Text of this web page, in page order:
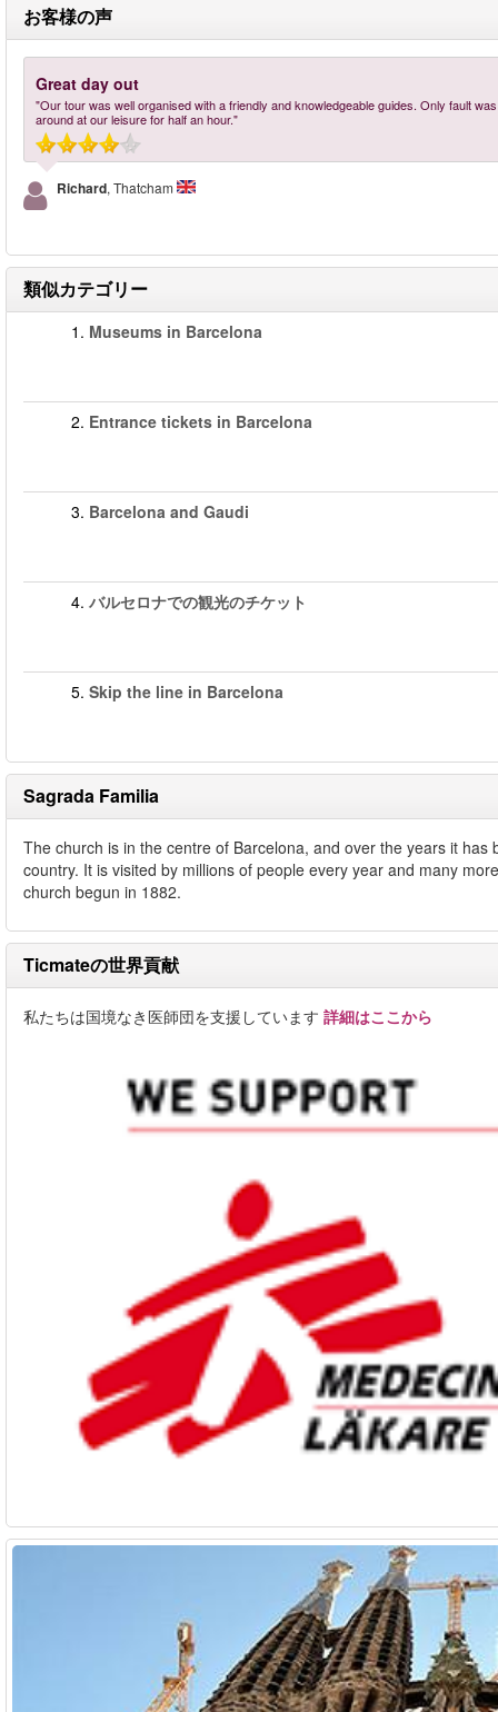
お客様の声
Great day out
"Our tour was well organised with a friendly and knowledgeable guides. Only fault
around at our leisure for half an hour."
Richard, Thatcham
類似カテゴリー
1. Museums in Barcelona
2. Entrance tickets in Barcelona
3. Barcelona and Gaudi
4. バルセロナでの観光のチケット
5. Skip the line in Barcelona
Sagrada Familia
The church is in the centre of Barcelona, and over the years it
country. It is visited by millions of people every year and many
church begun in 1882.
Ticmateの世界貢献
私たちは国境なき医師団を支援しています 詳細はここから